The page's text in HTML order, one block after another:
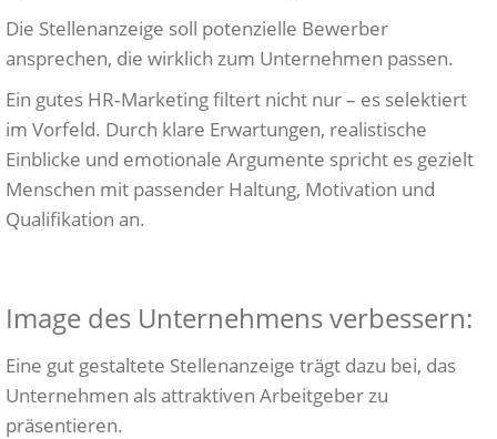
Die Stellenanzeige soll potenzielle Bewerber
ansprechen, die wirklich zum Unternehmen passen.
Ein gutes HR‑Marketing filtert nicht nur – es selektiert
im Vorfeld. Durch klare Erwartungen, realistische
Einblicke und emotionale Argumente spricht es gezielt
Menschen mit passender Haltung, Motivation und
Qualifikation an.
Image des Unternehmens verbessern:
Eine gut gestaltete Stellenanzeige trägt dazu bei, das
Unternehmen als attraktiven Arbeitgeber zu
präsentieren.